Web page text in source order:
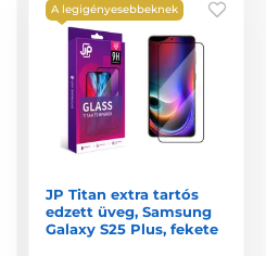
A legigényesebbeknek
JP Titan extra tartós
edzett üveg, Samsung
Galaxy S25 Plus, fekete